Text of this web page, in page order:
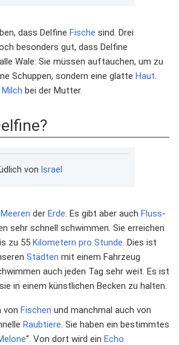
dass Delfine Fische sind. Drei
besonders gut, dass Delfine
Wale: Sie müssen auftauchen, um zu
Schuppen, sondern eine glatte Haut.
Milch bei der Mutter.
von Israel
Meeren der Erde . Es gibt aber auch Fluss-
sehr schnell schwimmen. Sie erreichen
zu 55 Kilometern pro Stunde . Dies ist
Städten mit einem Fahrzeug
auch jeden Tag sehr weit. Es ist
in einem künstlichen Becken zu halten.
von Fischen und manchmal auch von
Raubtiere . Sie haben ein bestimmtes
“. Von dort wird ein Echo